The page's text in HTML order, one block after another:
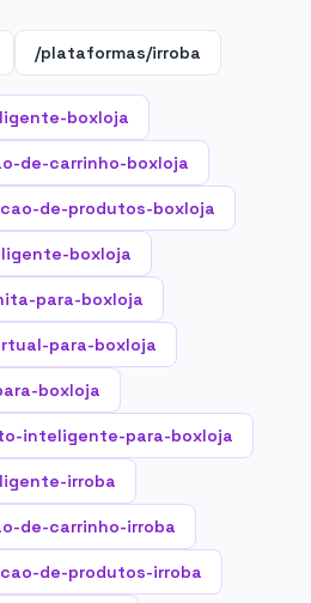
/plataformas/irroba
boxloja
de-carrinho-boxloja
de-produtos-boxloja
boxloja
para-boxloja
para-boxloja
boxloja
inteligente-para-boxloja
irroba
de-carrinho-irroba
de-produtos-irroba